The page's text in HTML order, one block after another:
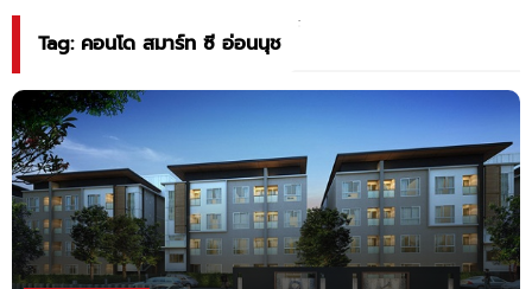
Tag: คอนโด สมาร์ท ซี อ่อนนุช